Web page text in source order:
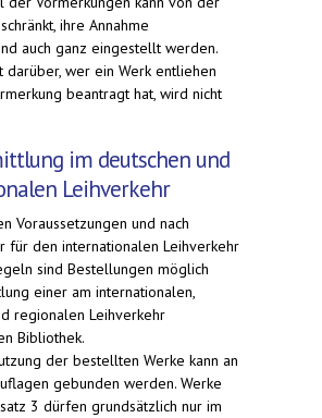
ihre Annahme
auch ganz eingestellt werden.
darüber, wer ein Werk entliehen
beantragt hat, wird nicht
im deutschen und
Leihverkehr
Voraussetzungen und nach
für den internationalen Leihverkehr
sind Bestellungen möglich
einer am internationalen,
regionalen Leihverkehr
Bibliothek.
der bestellten Werke kann an
gebunden werden. Werke
3 dürfen grundsätzlich nur im